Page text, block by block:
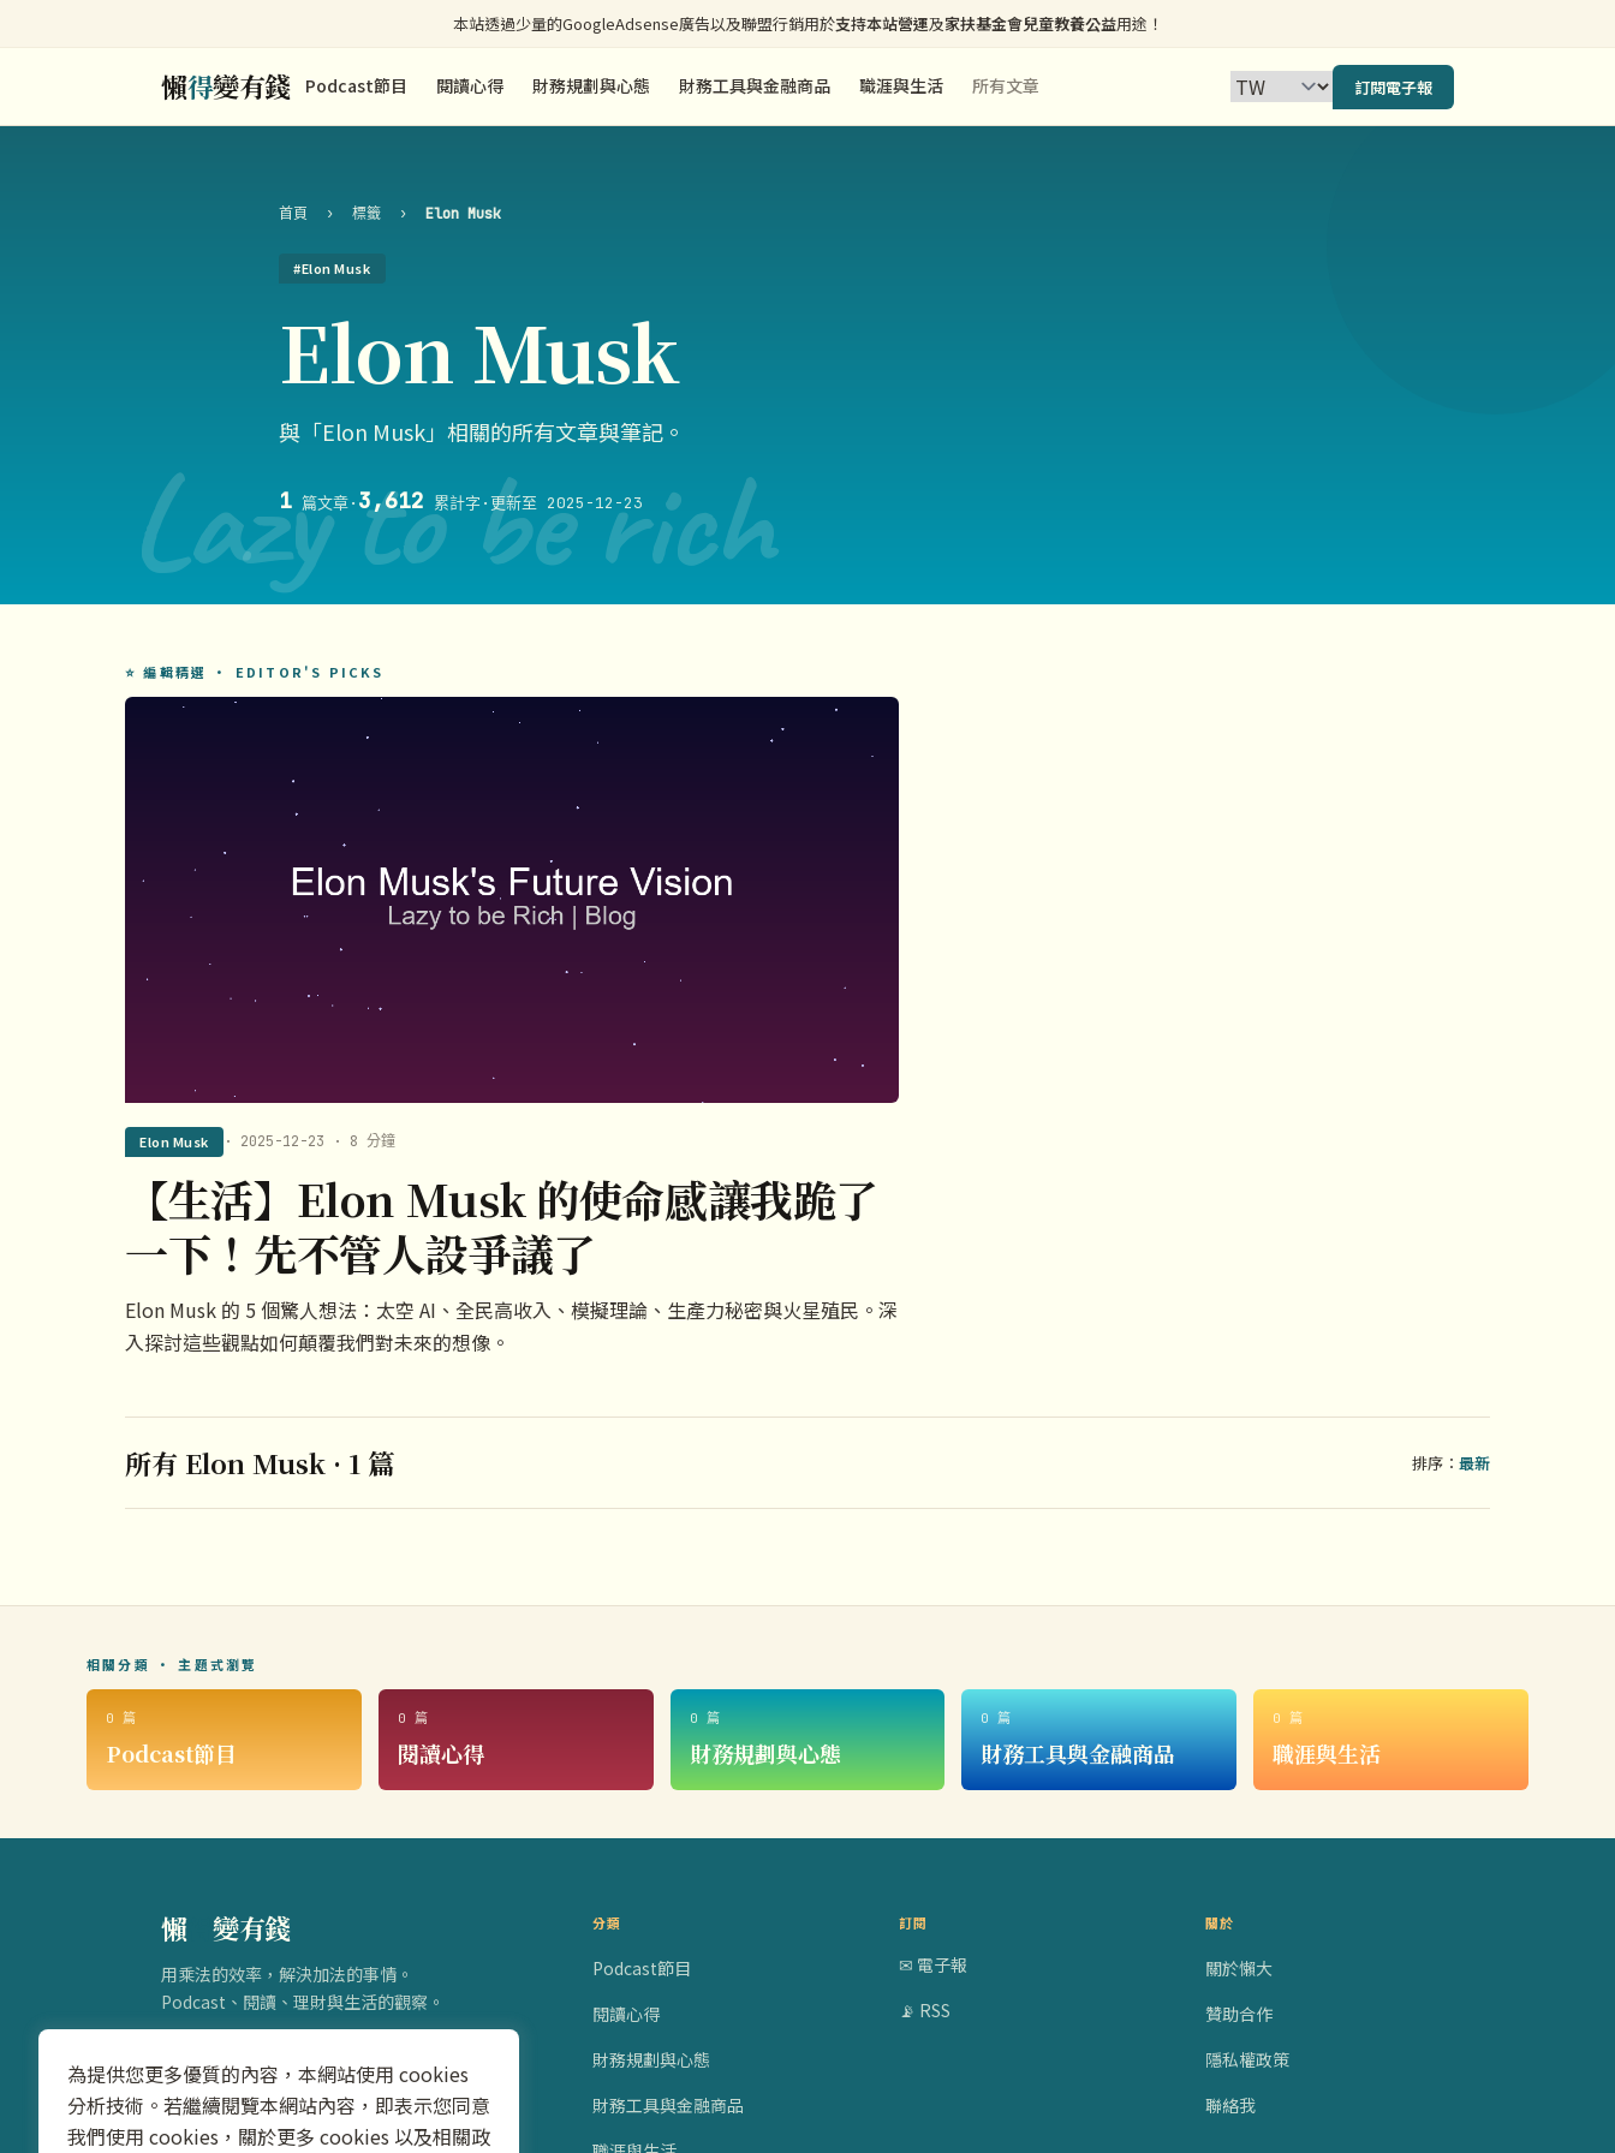
本站透過少量的GoogleAdsense廣告以及聯盟行銷用於支持本站營運及家扶基金會兒童教養公益用途！
懶得變有錢 Podcast節目 閱讀心得 財務規劃與心態 財務工具與金融商品 職涯與生活 所有文章 訂閱電子報
Lazy to be rich
首頁 › 標籤 › Elon Musk
#Elon Musk
Elon Musk
與「Elon Musk」相關的所有文章與筆記。
1 篇文章· 3,612 累計字 ·更新至 2025-12-23
⭐ 編輯精選 · EDITOR'S PICKS
Elon Musk · 2025-12-23 · 8 分鐘
【生活】Elon Musk 的使命感讓我跪了
一下！先不管人設爭議了
Elon Musk 的 5 個驚人想法：太空 AI、全民高收入、模擬理論、生產力秘密與火星殖民。深
入探討這些觀點如何顛覆我們對未來的想像。
所有 Elon Musk · 1 篇 排序： 最新
相關分類 · 主題式瀏覽
0 篇
Podcast節目
0 篇
閱讀心得
0 篇
財務規劃與心態
0 篇
財務工具與金融商品
0 篇
職涯與生活
懶得變有錢
用乘法的效率，解決加法的事情。
Podcast、閱讀、理財與生活的觀察。
分類
Podcast節目
閱讀心得
財務規劃與心態
財務工具與金融商品
訂閱
✉ 電子報
📡 RSS
關於
關於懶大
贊助合作
隱私權政策
聯絡我
為提供您更多優質的內容，本網站使用 cookies
分析技術。若繼續閱覽本網站內容，即表示您同意
我們使用 cookies，關於更多 cookies 以及相關政